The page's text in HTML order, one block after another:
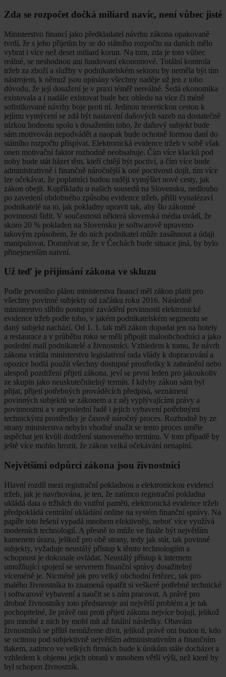
Zda se rozpočet dočká miliard navíc, není vůbec jisté
Ministerstvo financí jako předkladatel návrhu zákona opakovaně
tvrdí, že s jeho přijetím by se do státního rozpočtu na daních mělo
vybrat i více než deset miliard korun. Na tom, zda je toto vůbec
reálné, se neshodnou ani fundovaní ekonomové. Totální kontrola
tržeb za zboží a služby v podnikatelském sektoru by neměla být tím
nástrojem, k němuž jsou upínány všechny naděje už jen z toho
důvodu, že její dosažení je v praxi téměř nereálné. Šedá ekonomika
existovala a i nadále existovat bude bez ohledu na více či méně
sofistikované návrhy boje proti ní. Jedinou teoretickou cestou k
jejímu vymýcení se zdá být nastavení daňových sazeb na dostatečně
nízkou hodnotu spolu s dosažením toho, že daňový subjekt bude
sám motivován nepodvádět a naopak bude ochotně formou daní do
státního rozpočtu přispívat. Elektronická evidence tržeb v sobě však
onen motivační faktor rozhodně neobsahuje. Čím více klacků pod
nohy bude stát házet těm, kteří chtějí být poctiví, a čím více bude
administrativně i finančně náročnější k oné poctivosti dojít, tím více
lze očekávat, že poplatníci budou raději vymýšlet nové cesty, jak
zákon obejít. Kupříkladu u našich sousedů na Slovensku, nedlouho
po zavedení obdobného způsobu evidence tržeb, přišli vynalézaví
podnikatelé na to, jak pokladny upravit tak, aby šlo zákonné
povinnosti šidit. V současnosti některá slovenská média uvádí, že
skoro 20 % pokladen na Slovensku je softwarově upraveno
takovým způsobem, že do nich podnikatel může zasáhnout a údaji
manipulovat. Domnívat se, že v Čechách bude situace jiná, by bylo
přinejmenším naivní.
Už teď je přijímání zákona ve skluzu
Podle prvotního plánu ministerstva financí měl zákon platit pro
všechny povinné subjekty od začátku roku 2016. Následně
ministerstvo slíbilo postupné zavádění povinnosti elektronické
evidence tržeb podle toho, v jakém podnikatelském segmentu se
daný subjekt nachází. Od 1. 1. tak měl zákon dopadat jen na hotely
a restaurace a v průběhu roku se měli připojit maloobchodníci a jako
poslední malí podnikatelé a živnostníci. Vzhledem k tomu, že návrh
zákona vrátila ministerstvu legislativní rada vlády k dopracování a
opozice hodlá použít všechny dostupné prostředky k zabránění nebo
alespoň pozdržení přijetí zákona, jeví se první leden pro jakoukoliv
ze skupin jako neuskutečnitelný termín. I kdyby zákon sám byl
přijat, přijetí potřebných prováděcích předpisů, seznámení
povinných subjektů se zákonem a z něj vyplývajícími právy a
povinnostmi a v neposlední řadě i jejich vybavení potřebnými
technickými prostředky je časově náročný proces. Rozhodně by ze
strany ministerstva nebylo vhodné snažit se tento proces uměle
uspěchat jen kvůli dodržení stanoveného termínu. V tom případě by
ještě více mohlo hrozit, že zákon velká očekávání nenaplní.
Největšími odpůrci zákona jsou živnostníci
Hlavní rozdíl mezi registrační pokladnou a elektronickou evidencí
tržeb, jak je navrhována, je ten, že zatímco registrační pokladna
ukládá data o tržbách do vnitřní paměti, elektronická evidence tržeb
předpokládá centrální ukládání online na systém finanční správy. Na
papíře toto řešení vypadá mnohem efektivněji, neboť více využívá
moderních technologií. A přesně to může ve finále být největším
kamenem úrazu, jelikož pro obě strany, tedy jak stát, tak povinné
subjekty, vyžaduje neustálý přístup k těmto technologiím a
schopnost je dokonale ovládat. Neustálý přístup k internetu
umožňující spojení se serverem finanční správy dosažitelný
víceméně je. Nicméně jak pro velký obchodní řetězec, tak pro
malého živnostníka to znamená opatřit si veškeré potřebné technické
i softwarové vybavení a naučit se s ním pracovat. A právě pro
drobné živnostníky toto představuje asi největší problém a je tak
pochopitelné, že právě oni proti přijetí zákona nejvíce bojují, jelikož
pro mnohé z nich by mohl mít až fatální následky. Obavám
živnostníků se příliš nemůžeme divit, jelikož právě oni budou ti, kdo
se ocitnou pod subjektivně největším administrativním a finančním
tlakem, zatímco ve velkých firmách bude k únikům stále docházet a
vzhledem k objemu jejich obratů v mnohem větší výši, než které by
byl schopen živnostník.